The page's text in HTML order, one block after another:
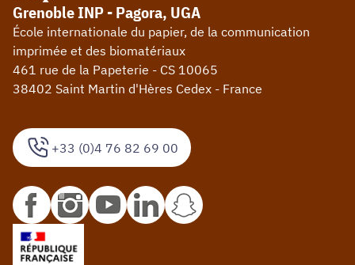
+33 (0)4 76 82 69 00
Grenoble INP - Pagora, UGA
École internationale du papier, de la communication
imprimée et des biomatériaux
461 rue de la Papeterie - CS 10065
38402 Saint Martin d'Hères Cedex - France